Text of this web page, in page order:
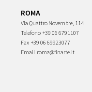
ROMA
Via Quattro Novembre, 114
Telefono +39 06 6791107
Fax +39 06 69923077
Email roma@finarte.it